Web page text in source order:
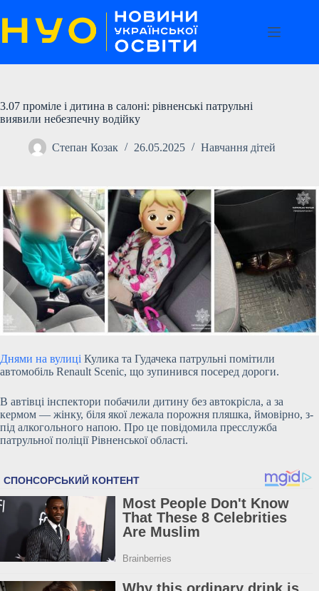
до
вмісту
3.07 проміле і дитина в салоні: рівненські патрульні
виявили небезпечну водійку
Степан Козак 26.05.2025 Навчання дітей
Днями на вулиці Кулика та Гудачека патрульні помітили
автомобіль Renault Scenic, що зупинився посеред дороги.
В автівці інспектори побачили дитину без автокрісла, а за
кермом — жінку, біля якої лежала порожня пляшка, ймовірно, з-
під алкогольного напою. Про це повідомила пресслужба
патрульної поліції Рівненської області.